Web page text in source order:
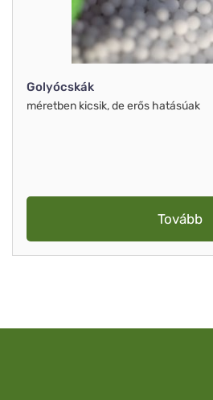
Golyócskák
méretben kicsik, de erős hatásúak
Tovább